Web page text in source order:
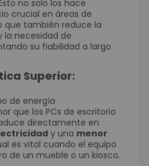
no solo los hace
crucial en áreas de
que también reduce la
la necesidad de
su fiabilidad a largo
Superior:
de energía
que los PCs de escritorio
directamente en
y una menor
es vital cuando el equipo
de un mueble o un kiosco.